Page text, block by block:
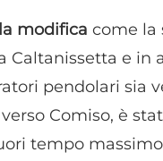
modifica come la
Caltanissetta e in
pendolari sia
Comiso, è
tempo